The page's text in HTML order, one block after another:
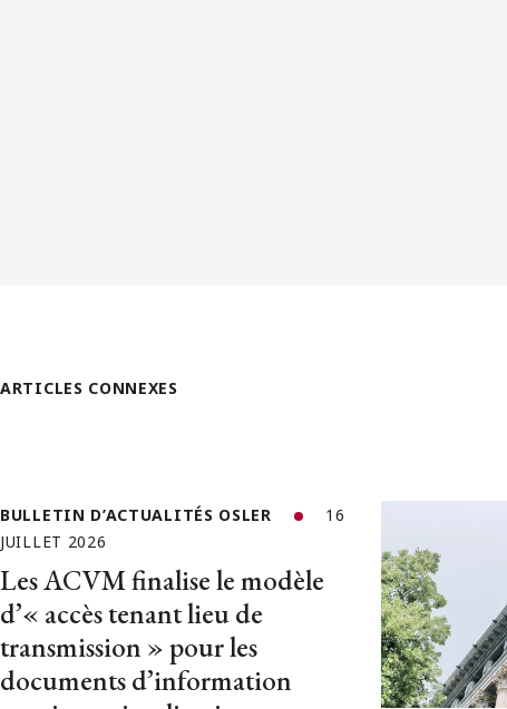
ARTICLES CONNEXES
BULLETIN D’ACTUALITÉS OSLER
16
JUILLET 2026
Les ACVM finalise le modèle
d’« accès tenant lieu de
transmission » pour les
documents d’information